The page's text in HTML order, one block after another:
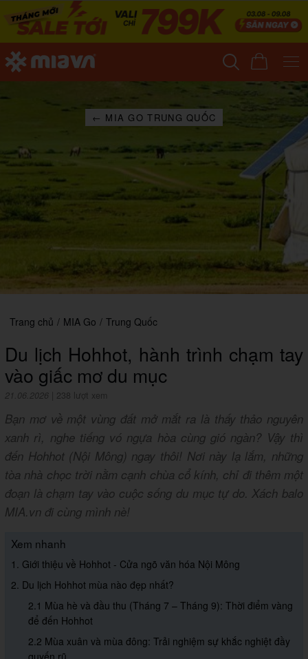
← MIA GO TRUNG QUỐC
Trang chủ / MIA Go / Trung Quốc
Du lịch Hohhot, hành trình chạm tay
vào giấc mơ du mục
21.06.2026 238 lượt xem
Bạn mơ về một vùng đất mở mắt ra là thấy thảo nguyên
xanh rì, nghe tiếng vó ngựa hòa cùng gió ngàn? Vậy thì
đến Hohhot (Nội Mông) ngay thôi! Nơi này lạ lắm, những
tòa nhà chọc trời nằm cạnh chùa cổ kính, chỉ đi thêm một
đoạn là chạm tay vào cuộc sống du mục tự do. Xách balo
MIA.vn đi cùng mình nè!
Xem nhanh
1. Giới thiệu về Hohhot - Cửa ngõ văn hóa Nội Mông
2. Du lịch Hohhot mùa nào đẹp nhất?
2.1 Mùa hè và đầu thu (Tháng 7 – Tháng 9): Thời điểm vàng
để đến Hohhot
2.2 Mùa xuân và mùa đông: Trải nghiệm sự khắc nghiệt đầy